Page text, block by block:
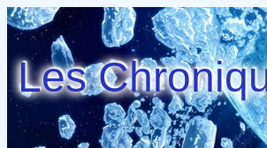
Les